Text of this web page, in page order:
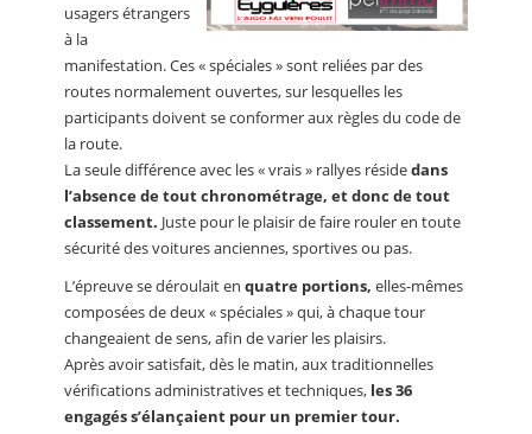
usagers étrangers
à la
manifestation. Ces « spéciales » sont reliées par des
routes normalement ouvertes, sur lesquelles les
participants doivent se conformer aux règles du code de
la route.
La seule différence avec les « vrais » rallyes résidedans
l’absence de tout chronométrage, et donc de tout
classement. Juste pour le plaisir de faire rouler en toute
sécurité des voitures anciennes, sportives ou pas.
L’épreuve se déroulait en quatre portions, elles-mêmes
composées de deux « spéciales » qui, à chaque tour
changeaient de sens, afin de varier les plaisirs.
Après avoir satisfait, dès le matin, aux traditionnelles
vérifications administratives et techniques, les 36
engagés s’élançaient pour un premier tour.